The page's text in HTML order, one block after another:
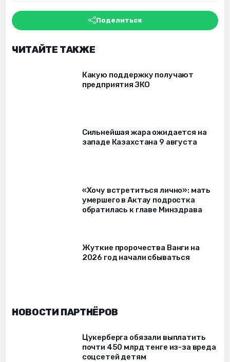
Поделиться
ЧИТАЙТЕ ТАКЖЕ
Какую поддержку получают
предприятия ЗКО
Сильнейшая жара ожидается на
западе Казахстана 9 августа
«Хочу встретиться лично»: мать
умершего в Актау подростка
обратилась к главе Минздрава
Жуткие пророчества Ванги на
2026 год начали сбываться
НОВОСТИ ПАРТНЁРОВ
Цукерберга обязали выплатить
почти 450 млрд тенге из-за вреда
соцсетей детям